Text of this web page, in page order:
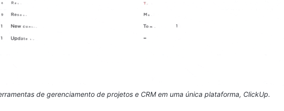
de gerenciamento de projetos e CRM em uma única plataforma, ClickUp.